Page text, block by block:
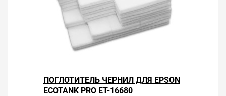
ПОГЛОТИТЕЛЬ ЧЕРНИЛ ДЛЯ EPSON
ECOTANK PRO ET-16680